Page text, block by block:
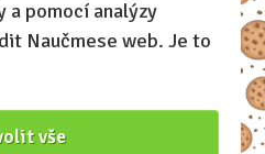
a pomocí analýzy
Naučmese web. Je to
vše